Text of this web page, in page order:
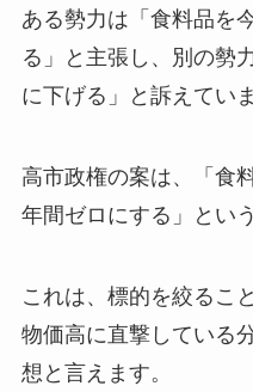
ある勢力は「食料品を
る」と主張し、別の勢
に下げる」と訴えていま
高市政権の案は、「食
年間ゼロにする」とい
これは、標的を絞るこ
物価高に直撃している
想と言えます。